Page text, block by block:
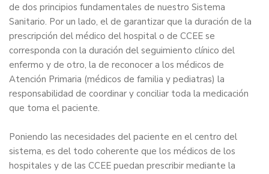
de dos principios fundamentales de nuestro Sistema
Sanitario. Por un lado, el de garantizar que la duración de la
prescripción del médico del hospital o de CCEE se
corresponda con la duración del seguimiento clínico del
enfermo y de otro, la de reconocer a los médicos de
Atención Primaria (médicos de familia y pediatras) la
responsabilidad de coordinar y conciliar toda la medicación
que toma el paciente.
Poniendo las necesidades del paciente en el centro del
sistema, es del todo coherente que los médicos de los
hospitales y de las CCEE puedan prescribir mediante la